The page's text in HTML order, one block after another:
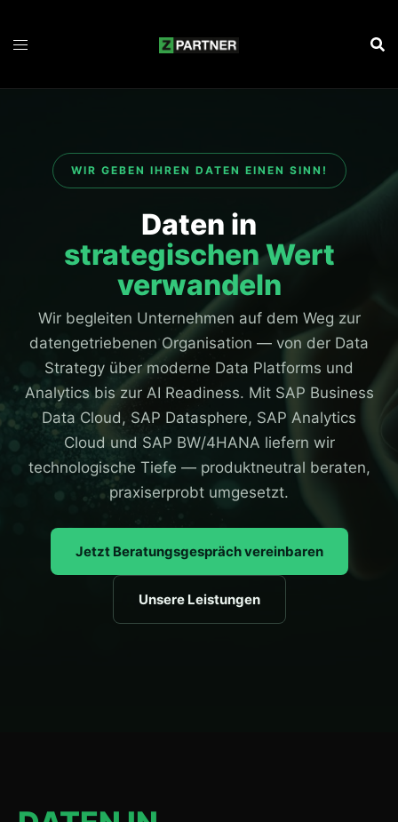
WIR GEBEN IHREN DATEN EINEN SINN!
Daten in
strategischen Wert
verwandeln
Wir begleiten Unternehmen auf dem Weg zur
datengetriebenen Organisation — von der Data
Strategy über moderne Data Platforms und
Analytics bis zur AI Readiness. Mit SAP Business
Data Cloud, SAP Datasphere, SAP Analytics
Cloud und SAP BW/4HANA liefern wir
technologische Tiefe — produktneutral beraten,
praxiserprobt umgesetzt.
Jetzt Beratungsgespräch vereinbaren
Unsere Leistungen